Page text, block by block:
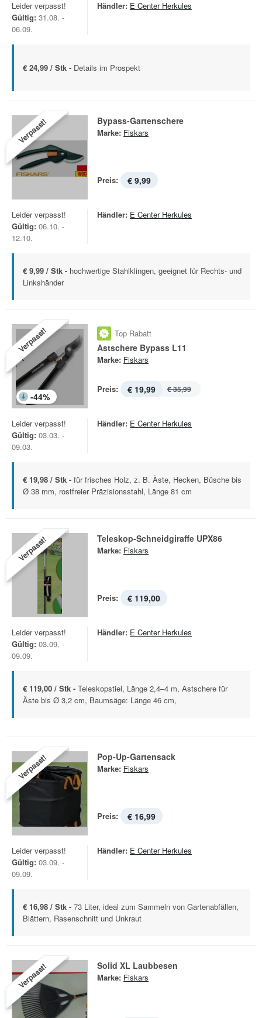
Leider verpasst!
Gültig: 31.08. -
06.09.
Händler: E Center Herkules
€ 24,99 / Stk - Details im Prospekt
Verpasst! Bypass-Gartenschere
Marke: Fiskars
Preis: € 9,99
Leider verpasst!
Gültig: 06.10. -
12.10.
Händler: E Center Herkules
€ 9,99 / Stk - hochwertige Stahlklingen, geeignet für Rechts- und
Linkshänder
Verpasst!
-44%
Top Rabatt
Astschere Bypass L11
Marke: Fiskars
Preis: € 19,99 € 35,99
Leider verpasst!
Gültig: 03.03. -
09.03.
Händler: E Center Herkules
€ 19,98 / Stk - für frisches Holz, z. B. Äste, Hecken, Büsche bis
Ø 38 mm, rostfreier Präzisionsstahl, Länge 81 cm
Verpasst! Teleskop-Schneidgiraffe UPX86
Marke: Fiskars
Preis: € 119,00
Leider verpasst!
Gültig: 03.09. -
09.09.
Händler: E Center Herkules
€ 119,00 / Stk - Teleskopstiel, Länge 2,4–4 m, Astschere für
Äste bis Ø 3,2 cm, Baumsäge: Länge 46 cm,
Verpasst! Pop-Up-Gartensack
Marke: Fiskars
Preis: € 16,99
Leider verpasst!
Gültig: 03.09. -
09.09.
Händler: E Center Herkules
€ 16,98 / Stk - 73 Liter, ideal zum Sammeln von Gartenabfällen,
Blättern, Rasenschnitt und Unkraut
Verpasst! Solid XL Laubbesen
Marke: Fiskars